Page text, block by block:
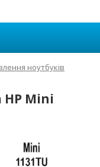
ноутбуків
HP Mini